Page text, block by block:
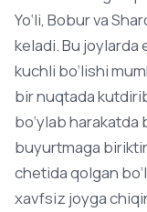
Yo‘li, Bobur va
keladi. Bu
kuchli bo‘lishi
bir nuqtada
bo‘ylab harakatda
buyurtmaga
chetida qolgan
xavfsiz joyga